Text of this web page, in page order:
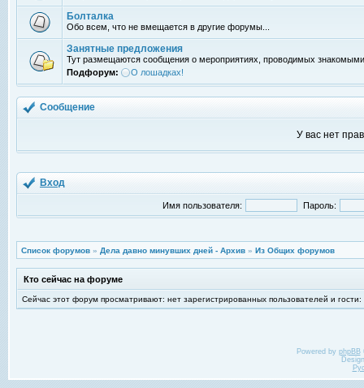
Болталка
Обо всем, что не вмещается в другие форумы...
Занятные предложения
Тут размещаются сообщения о мероприятиях, проводимых
Подфорум:
О лошадках!
Сообщение
У вас нет
Вход
Имя пользователя: Пароль:
Список форумов » Дела давно минувших дней - Архив » Из Общих форумов
Кто сейчас на форуме
Сейчас этот форум просматривают: нет зарегистрированных пользователей и гости:
Powered by phpBB